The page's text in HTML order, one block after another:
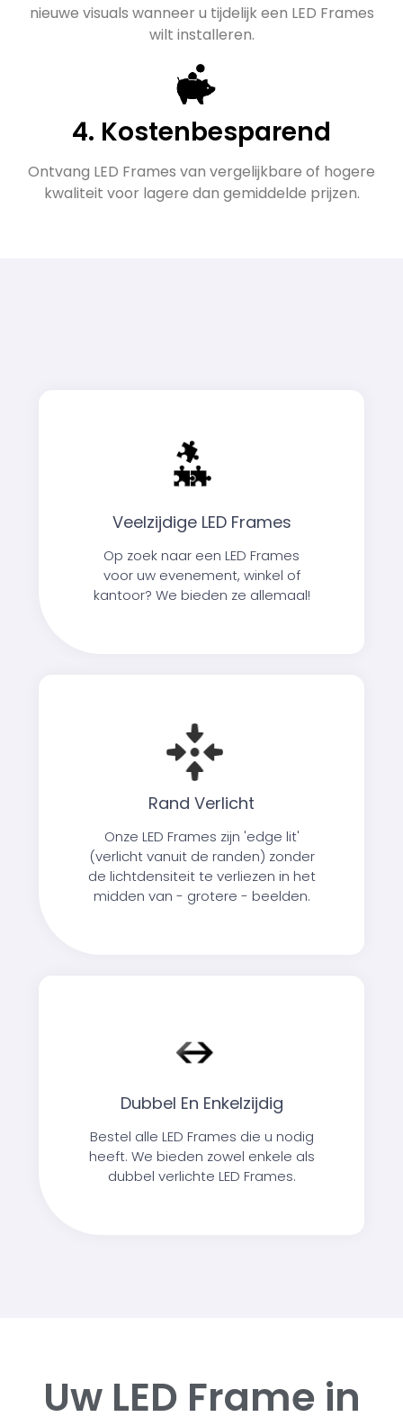
nieuwe visuals wanneer u tijdelijk een LED Frames
wilt installeren.
4. Kostenbesparend
Ontvang LED Frames van vergelijkbare of hogere
kwaliteit voor lagere dan gemiddelde prijzen.
Veelzijdige LED Frames
Op zoek naar een LED Frames
voor uw evenement, winkel of
kantoor? We bieden ze allemaal!
Rand Verlicht
Onze LED Frames zijn 'edge lit'
(verlicht vanuit de randen) zonder
de lichtdensiteit te verliezen in het
midden van - grotere - beelden.
Dubbel En Enkelzijdig
Bestel alle LED Frames die u nodig
heeft. We bieden zowel enkele als
dubbel verlichte LED Frames.
Uw LED Frame in